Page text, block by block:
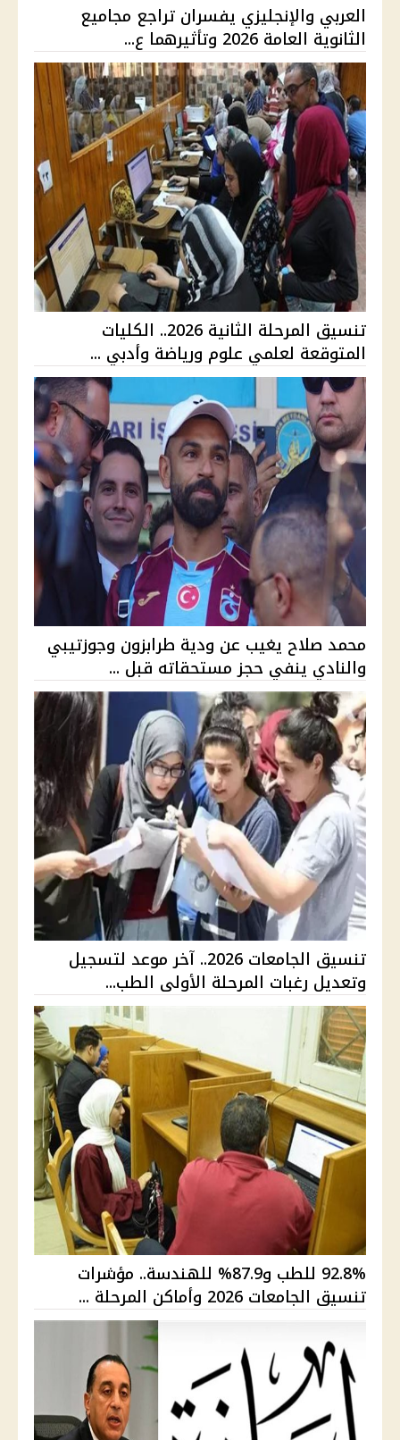
العربي والإنجليزي يفسران تراجع مجاميع
الثانوية العامة 2026 وتأثيرهما ع...
تنسيق المرحلة الثانية 2026.. الكليات
المتوقعة لعلمي علوم ورياضة وأدبي ...
محمد صلاح يغيب عن ودية طرابزون وجوزتيبي
والنادي ينفي حجز مستحقاته قبل ...
تنسيق الجامعات 2026.. آخر موعد لتسجيل
وتعديل رغبات المرحلة الأولى الطب...
92.8% للطب و87.9% للهندسة.. مؤشرات
تنسيق الجامعات 2026 وأماكن المرحلة ...